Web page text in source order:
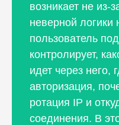
возникает не из-
неверной логики
пользователь
контролирует,
идет через него,
авторизация,
ротация IP и
соединения. В